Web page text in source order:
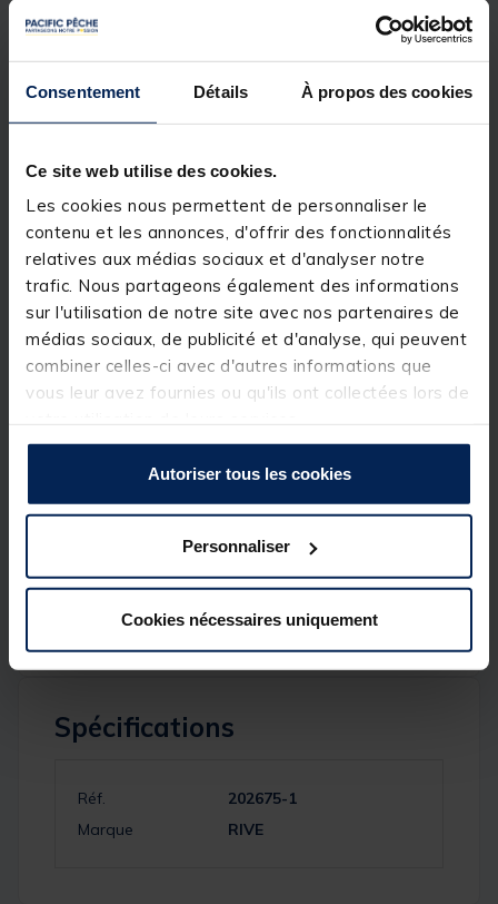
Consentement Détails À propos des cookies
Ce site web utilise des cookies.
Les cookies nous permettent de personnaliser le
contenu et les annonces, d'offrir des fonctionnalités
relatives aux médias sociaux et d'analyser notre
trafic. Nous partageons également des informations
sur l'utilisation de notre site avec nos partenaires de
médias sociaux, de publicité et d'analyse, qui peuvent
combiner celles-ci avec d'autres informations que
vous leur avez fournies ou qu'ils ont collectées lors de
Autoriser tous les cookies
Personnaliser
Cookies nécessaires uniquement
rapidité et efficacité. Ce moulinet de haute
performance, au design épuré, répondra
parfaitement aux attentes des pêcheurs soucieux de
la qualité de leur matériel.
Avec sa poignée en aluminium, ce moulinet offre une
son aérodynamisme, garantissant des lancers
puissants et précis. De plus, ce moulinet est
parfaitement adapté pour un fil de 25/100, assurant
une solidité et une durabilité exceptionnelles.
Optez pour ce moulinet innovant et profitez d'une
expérience de pêche unique et agréable. Maximisez
vos performances et appréciez la qualité supérieure
de cet équipement conçu pour les passionnés de
pêche à la recherche de perfection et d'efficacité.
FEEDER LONG CAST 6000
• Roulements à billes 8+1
• Axe central ultra résistant
• Corps et rotor en carbone
• Embrayage à roulement
• Bobine aluminium
Spécifications
Réf.
202675-1
Marque
RIVE